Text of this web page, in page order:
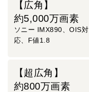
【広角】
約5,000万画素
ソニー IMX890、OIS対
応、F値1.8
【超広角】
約800万画素